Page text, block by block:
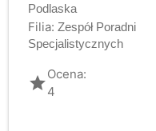
Podlaska
Filia: Zespół Poradni
Specjalistycznych
gradeOcena:
4